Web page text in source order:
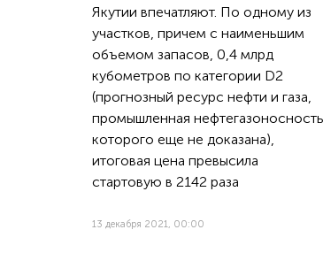
Якутии впечатляют. По одному из
участков, причем с наименьшим
объемом запасов, 0,4 млрд
кубометров по категории D2
(прогнозный ресурс нефти и газа,
промышленная нефтегазоносность
которого еще не доказана),
итоговая цена превысила
стартовую в 2142 раза
13 декабря 2021, 00:00